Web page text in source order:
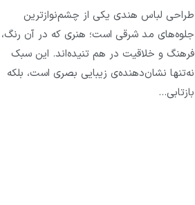
طراحی لباس هندی یکی از چشم‌نوازترین
جلوه‌های مد شرقی است؛ هنری که در آن رنگ،
فرهنگ و خلاقیت در هم تنیده‌اند. این سبک
نه‌تنها نشان‌دهنده‌ی زیبایی بصری است، بلکه
بازتابی…